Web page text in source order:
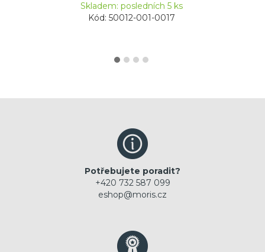
Skladem: posledních 5 ks
Kód: 50012-001-0017
Potřebujete poradit?
+420 732 587 099
eshop@moris.cz